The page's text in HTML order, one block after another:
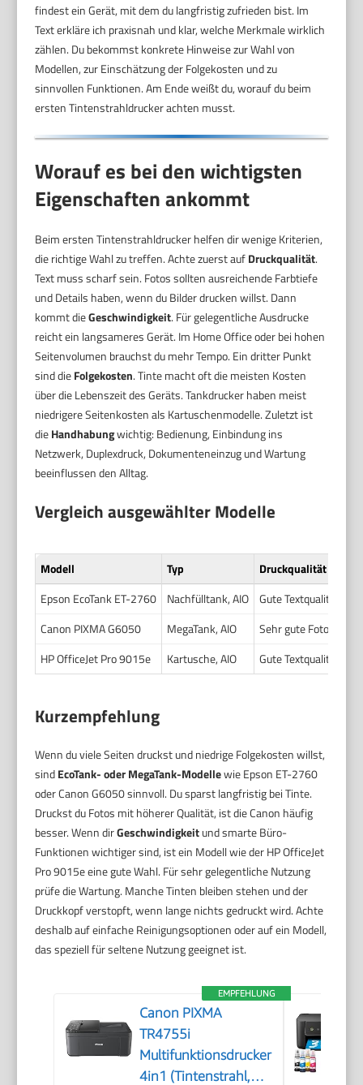
findest ein Gerät, mit dem du langfristig zufrieden bist. Im
Text erkläre ich praxisnah und klar, welche Merkmale wirklich
zählen. Du bekommst konkrete Hinweise zur Wahl von
Modellen, zur Einschätzung der Folgekosten und zu
sinnvollen Funktionen. Am Ende weißt du, worauf du beim
ersten Tintenstrahldrucker achten musst.
Worauf es bei den wichtigsten
Eigenschaften ankommt
Beim ersten Tintenstrahldrucker helfen dir wenige Kriterien,
die richtige Wahl zu treffen. Achte zuerst aufDruckqualität.
Text muss scharf sein. Fotos sollten ausreichende Farbtiefe
und Details haben, wenn du Bilder drucken willst. Dann
kommt dieGeschwindigkeit. Für gelegentliche Ausdrucke
reicht ein langsameres Gerät. Im Home Office oder bei hohen
Seitenvolumen brauchst du mehr Tempo. Ein dritter Punkt
sind dieFolgekosten. Tinte macht oft die meisten Kosten
über die Lebenszeit des Geräts. Tankdrucker haben meist
niedrigere Seitenkosten als Kartuschenmodelle. Zuletzt ist
dieHandhabungwichtig: Bedienung, Einbindung ins
Netzwerk, Duplexdruck, Dokumenteneinzug und Wartung
beeinflussen den Alltag.
Vergleich ausgewählter Modelle
Modell Typ
Druckqualität
Epson EcoTank ET-2760
Nachfülltank, AIO
Gute Textqualität,
Canon PIXMA G6050
MegaTank, AIO
Sehr gute Foto- und
HP OfficeJet Pro 9015e
Kartusche, AIO Gute Textqualität,
Kurzempfehlung
Wenn du viele Seiten druckst und niedrige Folgekosten willst,
sindEcoTank- oder MegaTank-Modellewie Epson ET-2760
oder Canon G6050 sinnvoll. Du sparst langfristig bei Tinte.
Druckst du Fotos mit höherer Qualität, ist die Canon häufig
besser. Wenn dirGeschwindigkeitund smarte Büro-
Funktionen wichtiger sind, ist ein Modell wie der HP OfficeJet
Pro 9015e eine gute Wahl. Für sehr gelegentliche Nutzung
prüfe die Wartung. Manche Tinten bleiben stehen und der
Druckkopf verstopft, wenn lange nichts gedruckt wird. Achte
deshalb auf einfache Reinigungsoptionen oder auf ein Modell,
das speziell für seltene Nutzung geeignet ist.
EMPFEHLUNG
Canon PIXMA
TR4755i
Multifunktionsdrucker
4in1 (Tintenstrahl,